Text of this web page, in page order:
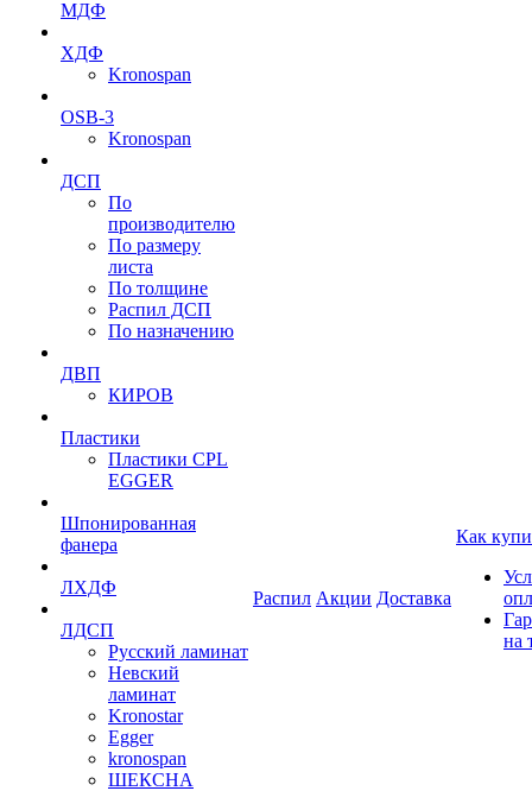
МДФ
ХДФ
Kronospan
OSB-3
Kronospan
ДСП
По
производителю
По размеру
листа
По толщине
Распил ДСП
По назначению
ДВП
КИРОВ
Пластики
Пластики CPL
EGGER
Шпонированная
фанера
ЛХДФ
ЛДСП
Русский ламинат
Невский
ламинат
Kronostar
Egger
kronospan
ШЕКСНА
Распил Акции Доставка
Как
на